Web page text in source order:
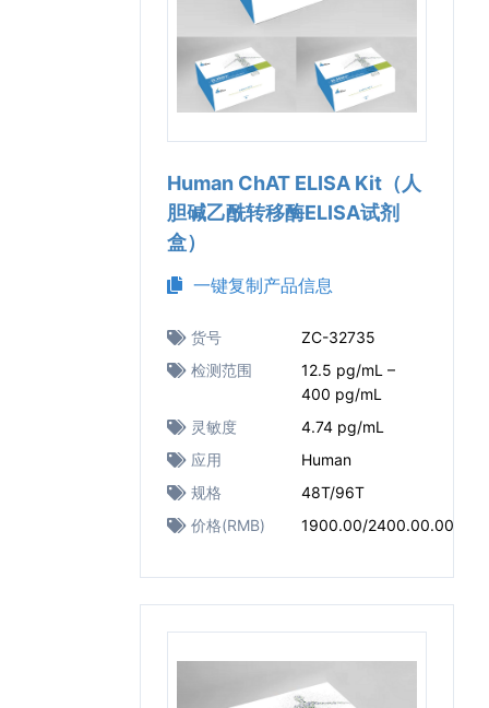
Human ChAT ELISA Kit（人
胆碱乙酰转移酶ELISA试剂
盒）
一键复制产品信息
货号
ZC-32735
检测范围
12.5 pg/mL –
400 pg/mL
灵敏度
4.74 pg/mL
应用
Human
规格
48T/96T
价格(RMB)
1900.00/2400.00.00